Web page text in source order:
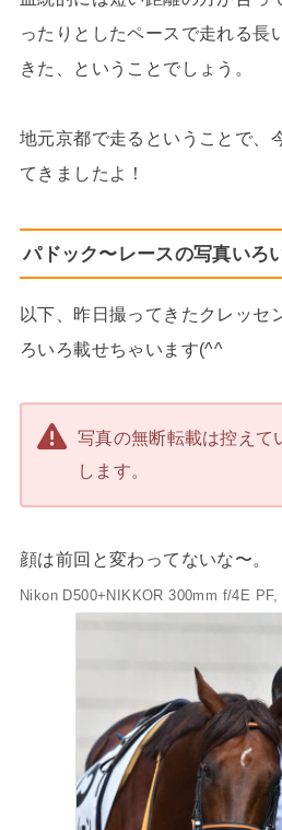
ったりとしたペースで走れる長
きた、ということでしょう。
地元京都で走るということで、
てきましたよ！
パドック〜レースの写真いろ
以下、昨日撮ってきたクレッセ
ろいろ載せちゃいます(^^
写真の無断転載は控えて
します。
顔は前回と変わってないな〜。
Nikon D500+NIKKOR 300mm f/4E